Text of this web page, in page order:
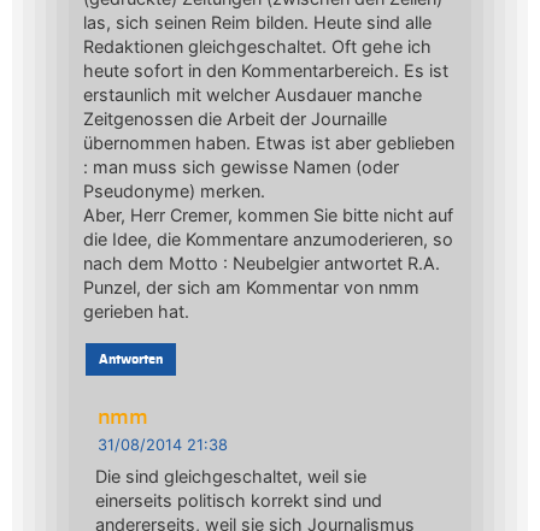
las, sich seinen Reim bilden. Heute sind alle
Redaktionen gleichgeschaltet. Oft gehe ich
heute sofort in den Kommentarbereich. Es ist
erstaunlich mit welcher Ausdauer manche
Zeitgenossen die Arbeit der Journaille
übernommen haben. Etwas ist aber geblieben
: man muss sich gewisse Namen (oder
Pseudonyme) merken.
Aber, Herr Cremer, kommen Sie bitte nicht auf
die Idee, die Kommentare anzumoderieren, so
nach dem Motto : Neubelgier antwortet R.A.
Punzel, der sich am Kommentar von nmm
gerieben hat.
Antworten
nmm
31/08/2014 21:38
Die sind gleichgeschaltet, weil sie
einerseits politisch korrekt sind und
andererseits, weil sie sich Journalismus